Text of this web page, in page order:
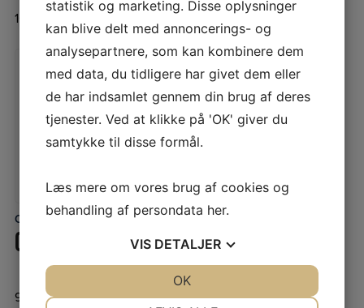
10.900,00 DKK
LÆS MERE
Ozon generatorer
9.300,00DKK Inkl. moms
Ozon generatorer
490,00DKK Inkl. moms
statistik og marketing. Disse oplysninger
kan blive delt med annoncerings- og
analysepartnere, som kan kombinere dem
med data, du tidligere har givet dem eller
de har indsamlet gennem din brug af deres
tjenester. Ved at klikke på 'OK' giver du
samtykke til disse formål.
Læs mere om vores brug af cookies og
behandling af persondata her.
VIS DETALJER
OK